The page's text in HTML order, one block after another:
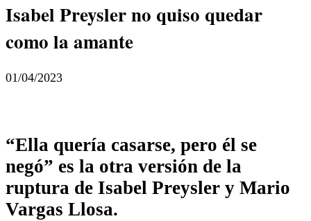
Isabel Preysler no quiso quedar
como la amante
01/04/2023
“Ella quería casarse, pero él se
negó” es la otra versión de la
ruptura de Isabel Preysler y Mario
Vargas Llosa.